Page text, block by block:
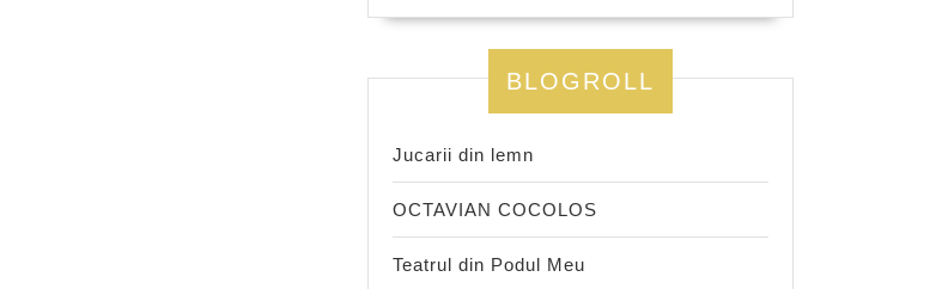
BLOGROLL
Jucarii din lemn
OCTAVIAN COCOLOS
Teatrul din Podul Meu